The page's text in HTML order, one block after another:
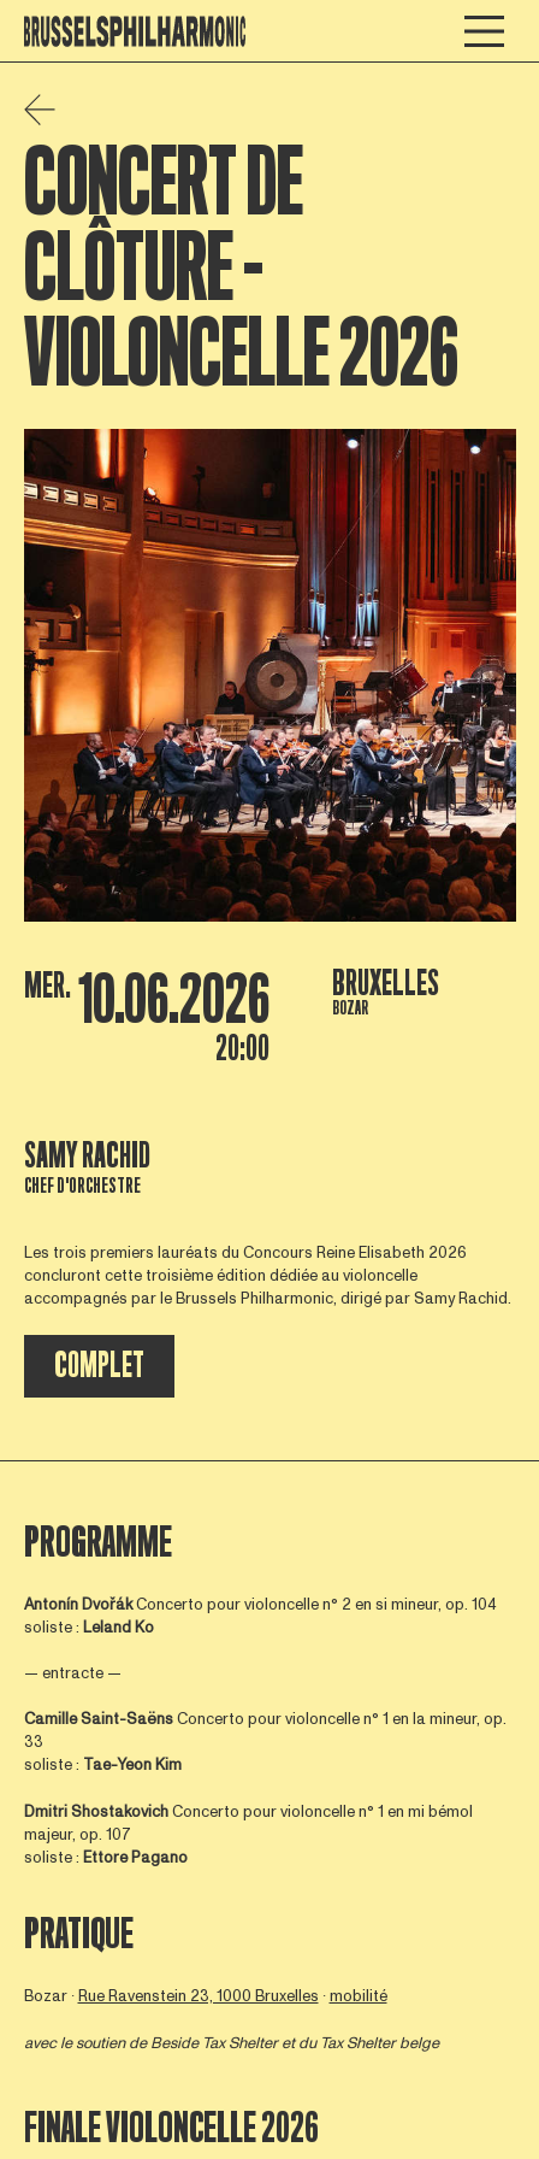
CONCERT DE
CLÔTURE –
VIOLONCELLE 2026
MER. 10.06.2026
20:00
BRUXELLES
BOZAR
SAMY RACHID
CHEF D'ORCHESTRE
Les trois premiers lauréats du Concours Reine Elisabeth 2026
concluront cette troisième édition dédiée au violoncelle
accompagnés par le Brussels Philharmonic, dirigé par Samy Rachid.
COMPLET
PROGRAMME
Antonín DvořákConcerto pour violoncelle n° 2 en si mineur, op. 104
soliste : Leland Ko
— entracte —
Camille Saint-SaënsConcerto pour violoncelle n° 1 en la mineur, op.
33
soliste : Tae-Yeon Kim
Dmitri ShostakovichConcerto pour violoncelle n° 1 en mi bémol
majeur, op. 107
soliste : Ettore Pagano
PRATIQUE
Bozar ∙Rue Ravenstein 23, 1000 Bruxelles ∙mobilité
avec le soutien deBeside Tax Shelteret du Tax Shelter belge
FINALE VIOLONCELLE 2026